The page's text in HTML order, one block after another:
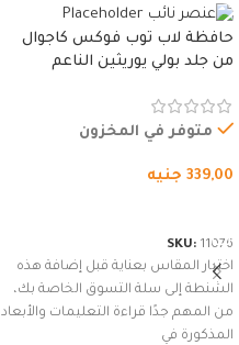
حافظة لاب توب فوكس كاجوال
من جلد بولي يوريثين الناعم
وسوستة.
متوفر في المخزون
339,00 جنيه
SKU: 11076
اختيار المقاس بعناية قبل إضافة هذه
الشنطة إلى سلة التسوق الخاصة بك،
من المهم جدًا قراءة التعليمات والأبعاد
المذكورة في